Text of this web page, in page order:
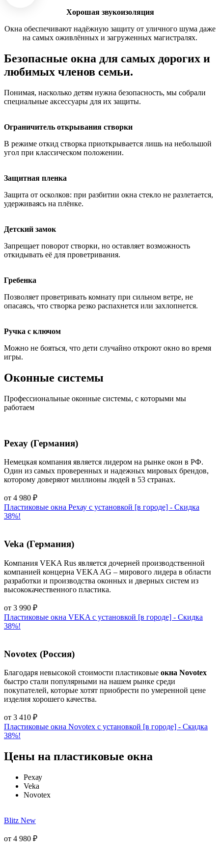
Хорошая звукоизоляция
Окна обеспечивают надёжную защиту от уличного шума даже
на самых оживлённых и загруженных магистралях.
Безопасные окна для самых дорогих и
любимых членов семьи.
Понимая, насколько детям нужна безопасность, мы собрали
специальные аксессуары для их защиты.
Ограничитель открывания створки
В режиме откид створка приоткрывается лишь на небольшой
угол при классическом положении.
Защитная пленка
Защита от осколков: при разбитии окна стекло не разлетается,
удерживаясь на плёнке.
Детский замок
Запрещает поворот створки, но оставляет возможность
откидывать её для проветривания.
Гребенка
Позволяет проветривать комнату при сильном ветре, не
опасаясь, что створка резко распахнется или захлопнется.
Ручка с ключом
Можно не бояться, что дети случайно откроют окно во время
игры.
Оконные системы
Профессиональные оконные системы, с которыми мы
работаем
Рехау (Германия)
Немецкая компания является лидером на рынке окон в РФ.
Один из самых проверенных и надежных мировых брендов,
которому доверяют миллионы людей в 53 странах.
от 4 980 ₽
Пластиковые окна Рехау с установкой [в городе] - Cкидка
38%!
Veka (Германия)
Компания VEKA Rus является дочерней производственной
компанией концерна VEKA AG – мирового лидера в области
разработки и производства оконных и дверных систем из
высококачественного пластика.
от 3 990 ₽
Пластиковые окна VEKA с установкой [в городе] - Cкидка
38%!
Novotex (Россия)
Благодаря невысокой стоимости пластиковые окна Novotex
быстро стали популярными на нашем рынке среди
покупателей, которые хотят приобрести по умеренной цене
изделия хорошего качества.
от 3 410 ₽
Пластиковые окна Novotex с установкой [в городе] - Cкидка
38%!
Цены на пластиковые окна
Рехау
Veka
Novotex
Blitz New
от 4 980 ₽